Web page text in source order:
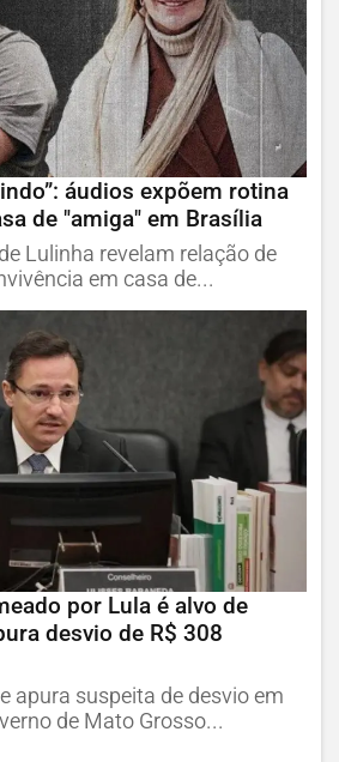
áudios expõem rotina
de "amiga" em Brasília
Lulinha revelam relação de
em casa de...
por Lula é alvo de
desvio de R$ 308
apura suspeita de desvio em
de Mato Grosso...